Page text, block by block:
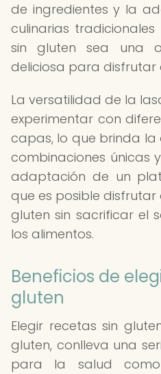
de ingredientes y la
culinarias
sin gluten sea una
deliciosa para disfrutar
La versatilidad de la
experimentar con
capas, lo que brinda
combinaciones únicas
adaptación de un
que es posible
gluten sin sacrificar el
los alimentos.
Beneficios de
gluten
Elegir recetas sin
gluten, conlleva una
para la salud